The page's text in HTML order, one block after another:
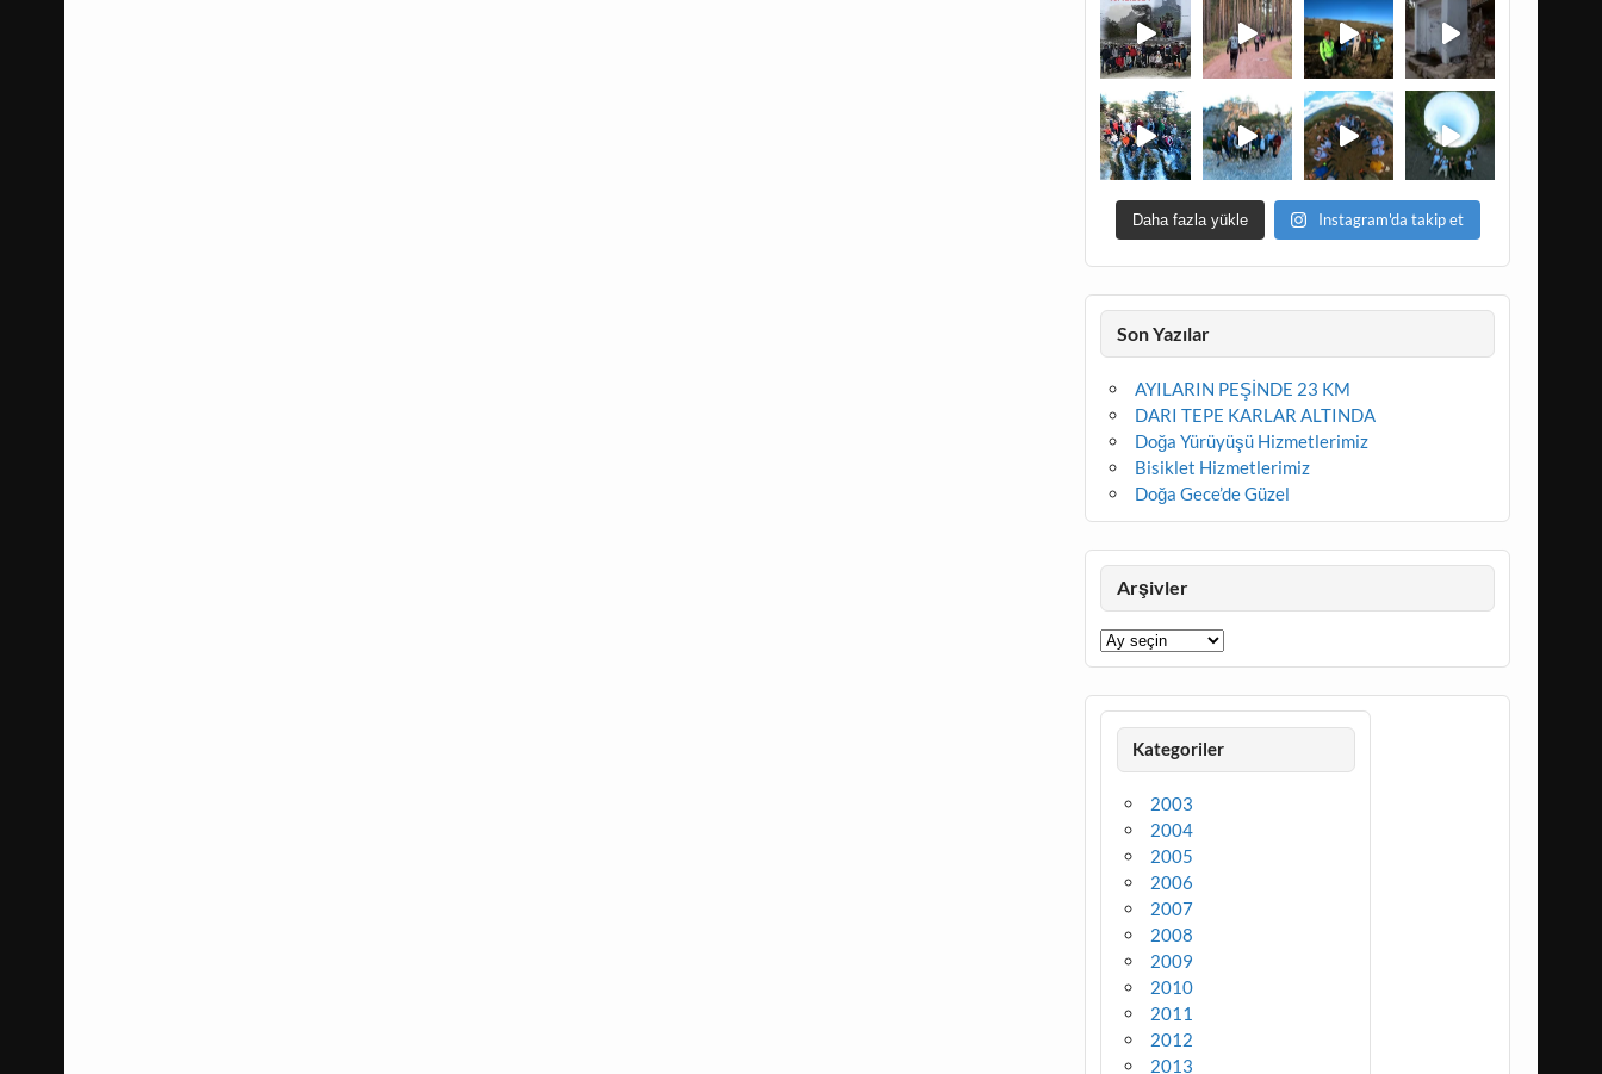
Daha fazla yükle Instagram'da takip et
Son Yazılar
AYILARIN PEŞİNDE 23 KM
DARI TEPE KARLAR ALTINDA
Doğa Yürüyüşü Hizmetlerimiz
Bisiklet Hizmetlerimiz
Doğa Gece’de Güzel
Arşivler
Arşivler
Kategoriler
2003
2004
2005
2006
2007
2008
2009
2010
2011
2012
2013